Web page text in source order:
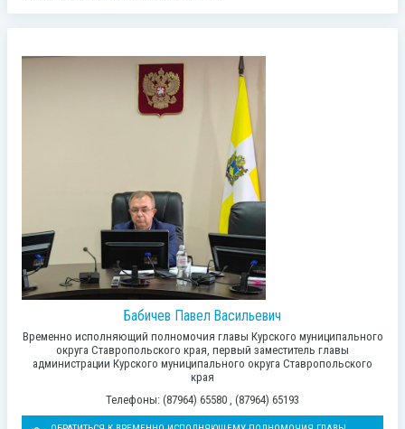
Бабичев Павел Васильевич
Временно исполняющий полномочия главы Курского муниципального
округа Ставропольского края, первый заместитель главы
администрации Курского муниципального округа Ставропольского
края
Телефоны: (87964) 65580 , (87964) 65193